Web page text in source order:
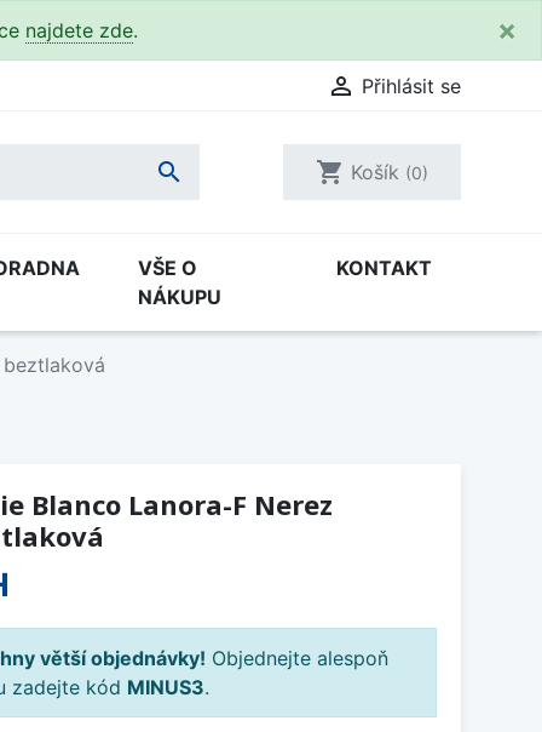
najdete zde. ×
 Přihlásit se
 shopping_cart Košík (0)
VŠE O
NÁKUPU
KONTAKT
Blanco Lanora-F Nerez
větší objednávky! Objednejte alespoň
zadejte kód MINUS3.